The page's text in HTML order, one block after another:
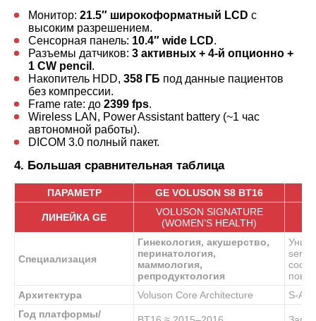
Монитор: 21.5″ широкоформатный LCD с
высоким разрешением.
Сенсорная панель: 10.4″ wide LCD.
Разъемы датчиков: 3 активных + 4-й опционно +
1 CW pencil .
Накопитель HDD, 358 ГБ под данные пациентов
без компрессии.
Frame rate: до 2399 fps.
Wireless LAN, Power Assistant battery (~1 час
автономной работы).
DICOM 3.0 полный пакет.
4. Большая сравнительная таблица
ПАРАМЕТР GE VOLUSON S8 BT16
ЛИНЕЙКА GE
VOLUSON SIGNATURE
(WOMEN’S HEALTH)
Специализация
Гинекология, акушерство,
перинатология,
маммология,
репродуктология
Архитектура
Voluson Core Architecture
S-
Год платформы/